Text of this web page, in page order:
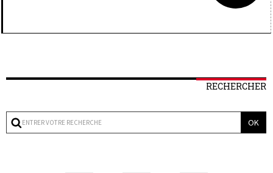
RECHERCHER